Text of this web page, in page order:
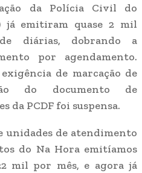
da Polícia Civil do
já emitiram quase 2 mil
diárias, dobrando a
por agendamento.
de marcação de
do documento de
da PCDF foi suspensa.
unidades de atendimento
do Na Hora emitíamos
mil por mês, e agora já